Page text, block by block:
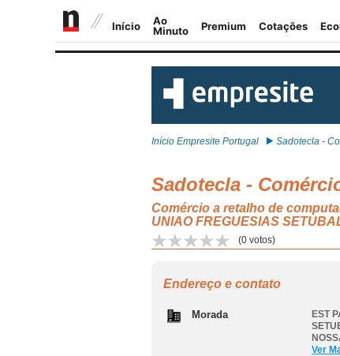
Início Empresite Portugal Sadotecla -
Sadotecla -
Comércio a retalho de
UNIAO FREGUESIAS
(0 votos)
Endereço e contato
Morada
EST
Ver